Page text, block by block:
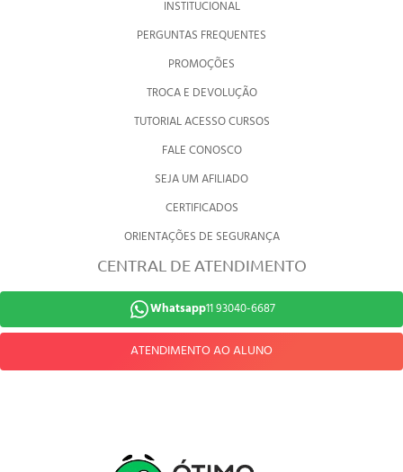
INSTITUCIONAL
PERGUNTAS FREQUENTES
PROMOÇÕES
TROCA E DEVOLUÇÃO
TUTORIAL ACESSO CURSOS
FALE CONOSCO
SEJA UM AFILIADO
CERTIFICADOS
ORIENTAÇÕES DE SEGURANÇA
CENTRAL DE ATENDIMENTO
Whatsapp11 93040-6687
ATENDIMENTO AO ALUNO